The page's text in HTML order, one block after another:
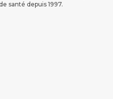
santé depuis 1997.